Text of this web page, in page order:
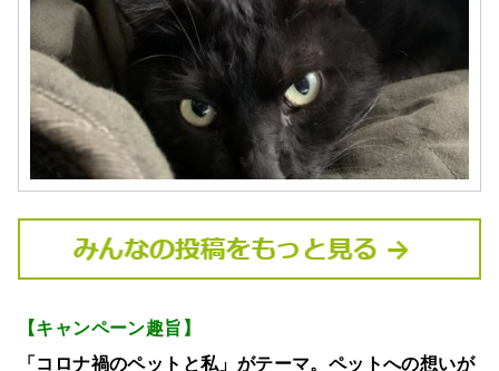
【キャンペーン趣旨】
「コロナ禍のペットと私」がテーマ。ペットへの想いが